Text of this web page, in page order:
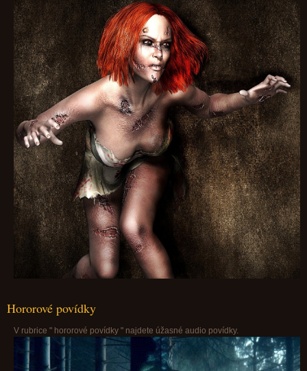
Hororové povídky
V rubrice " hororové povídky " najdete úžasné audio povídky.